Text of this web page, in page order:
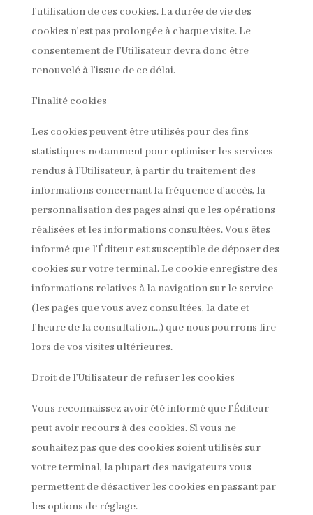
l’utilisation de ces cookies. La durée de vie des
cookies n’est pas prolongée à chaque visite. Le
consentement de l’Utilisateur devra donc être
renouvelé à l’issue de ce délai.
Finalité cookies
Les cookies peuvent être utilisés pour des fins
statistiques notamment pour optimiser les services
rendus à l’Utilisateur, à partir du traitement des
informations concernant la fréquence d’accès, la
personnalisation des pages ainsi que les opérations
réalisées et les informations consultées. Vous êtes
informé que l’Éditeur est susceptible de déposer des
cookies sur votre terminal. Le cookie enregistre des
informations relatives à la navigation sur le service
(les pages que vous avez consultées, la date et
l’heure de la consultation…) que nous pourrons lire
lors de vos visites ultérieures.
Droit de l’Utilisateur de refuser les cookies
Vous reconnaissez avoir été informé que l’Éditeur
peut avoir recours à des cookies. Si vous ne
souhaitez pas que des cookies soient utilisés sur
votre terminal, la plupart des navigateurs vous
permettent de désactiver les cookies en passant par
les options de réglage.